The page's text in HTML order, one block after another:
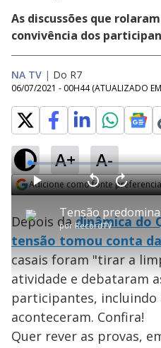
As discussões que
convivência dos
NA TV | Do R7
06/07/2021 - 00H44 (ATUALIZADO EM
A+ A-
Adicione como fonte
l
a
por RecordTV
P V
t
a
r
0
s
e
n
d
A
n
ç
a
1
0
s
e
u
n
d
s
L
o
a
d
e
3
.
5
5
%
Depois dadinâmica do
tensão tomou conta
casais foram "tirar a
atividade e debataram
participantes, incluindo
aconteceram. Confira!
Quer rever as provas,